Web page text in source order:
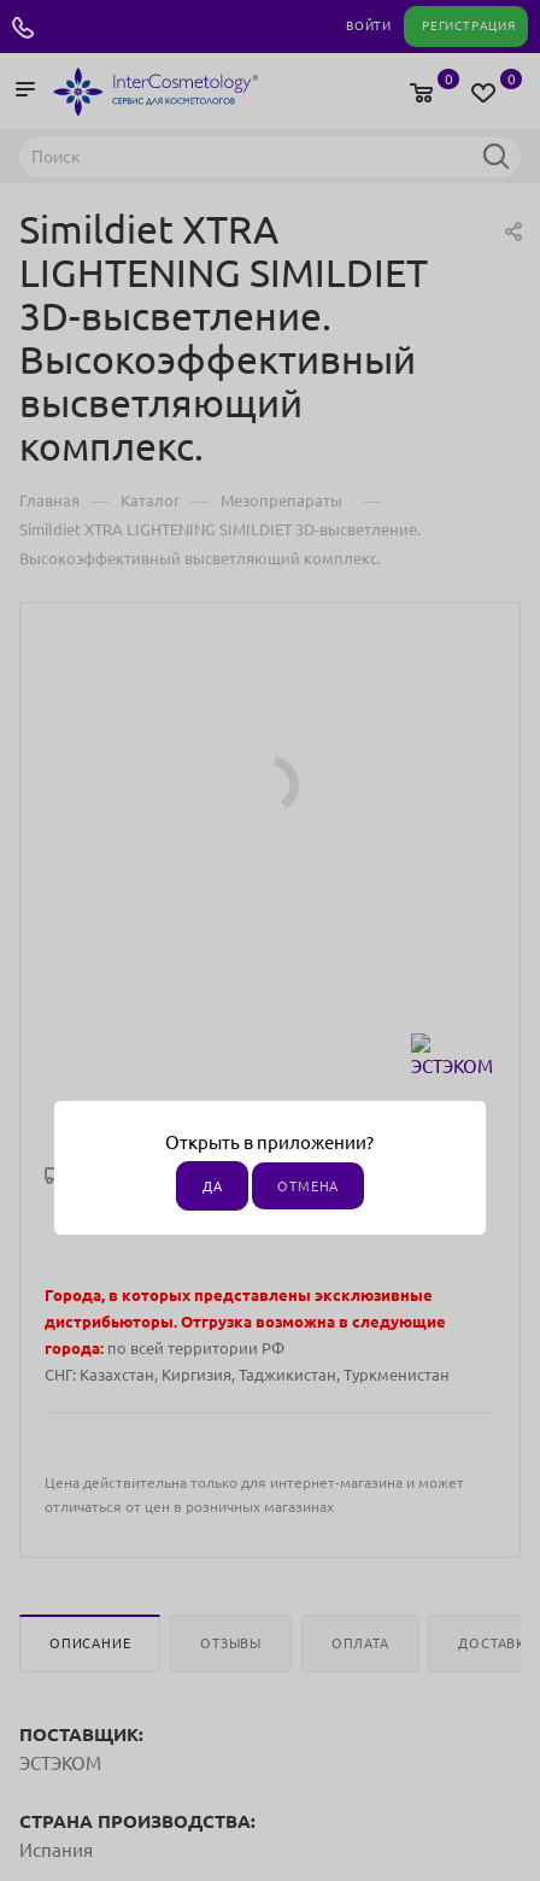
ВОЙТИ РЕГИСТРАЦИЯ
0
0
Simildiet XTRA
LIGHTENING SIMILDIET
3D-высветление.
Высокоэффективный
высветляющий
комплекс.
Главная — Каталог — Мезопрепараты —
Simildiet XTRA LIGHTENING SIMILDIET 3D-высветление.
Высокоэффективный высветляющий комплекс.
Рассчитать доставку
Города, в которых представлены эксклюзивные
дистрибьюторы. Отгрузка возможна в следующие
города: по всей территории РФ
СНГ: Казахстан, Киргизия, Таджикистан, Туркменистан
Цена действительна только для интернет-магазина и может
отличаться от цен в розничных магазинах
ОПИСАНИЕ ОТЗЫВЫ ОПЛАТА ДОСТАВКА
ПОСТАВЩИК:
ЭСТЭКОМ
СТРАНА ПРОИЗВОДСТВА:
Испания
Открыть в приложении?
ДА ОТМЕНА